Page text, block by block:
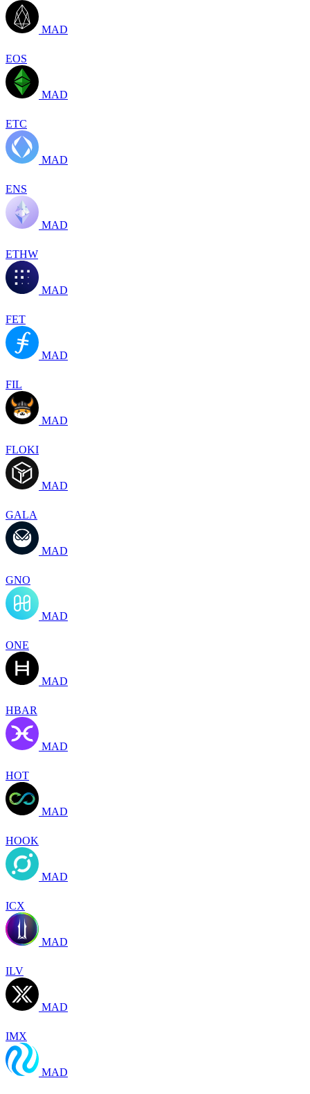
MAD
EOS
MAD
ETC
MAD
ENS
MAD
ETHW
MAD
FET
MAD
FIL
MAD
FLOKI
MAD
GALA
MAD
GNO
MAD
ONE
MAD
HBAR
MAD
HOT
MAD
HOOK
MAD
ICX
MAD
ILV
MAD
IMX
MAD